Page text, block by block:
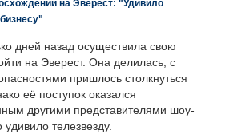
на Эверест: "Удивило
дней назад осуществила свою
на Эверест. Она делилась, с
пришлось столкнуться
её поступок оказался
другими представителями шоу-
телезвезду.